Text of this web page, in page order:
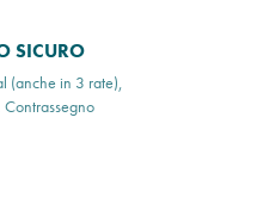
SICURO
(anche in 3 rate),